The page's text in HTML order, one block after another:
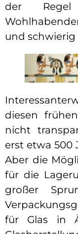
der
und schwierig
diesen
nicht
erst etwa 500
Aber die
für die
großer
für Glas in